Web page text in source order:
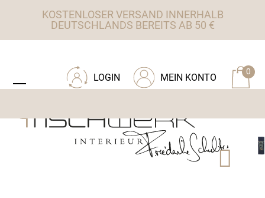
KOSTENLOSER VERSAND INNERHALB
DEUTSCHLANDS BEREITS AB 50 €
0
MEIN KONTO
LOGIN
mobile
mobile